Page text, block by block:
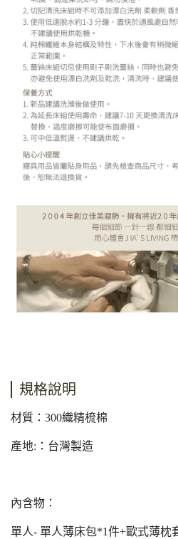
規格說明
材質：300織精梳棉
產地:：台灣製造
內含物：
單人- 單人薄床包*1件+歐式薄枕